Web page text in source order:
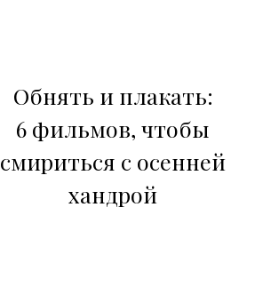
Обнять и плакать:
6 фильмов, чтобы
смириться с осенней
хандрой